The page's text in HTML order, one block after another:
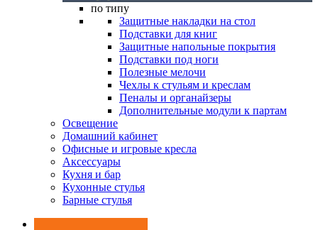
по типу
Защитные накладки на стол
Подставки для книг
Защитные напольные покрытия
Подставки под ноги
Полезные мелочи
Чехлы к стульям и креслам
Пеналы и органайзеры
Дополнительные модули к партам
Освещение
Домашний кабинет
Офисные и игровые кресла
Аксессуары
Кухня и бар
Кухонные стулья
Барные стулья